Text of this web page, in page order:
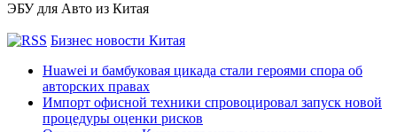
ЭБУ для Авто из Китая
Бизнес новости Китая
Huawei и бамбуковая цикада стали героями спора об
авторских правах
Импорт офисной техники спровоцировал запуск новой
процедуры оценки рисков